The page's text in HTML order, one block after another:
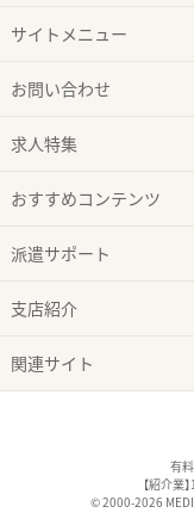
サイトメニュー
お問い合わせ
求人特集
おすすめコンテンツ
派遣サポート
支店紹介
関連サイト
有
【紹介業
© 2000-2026